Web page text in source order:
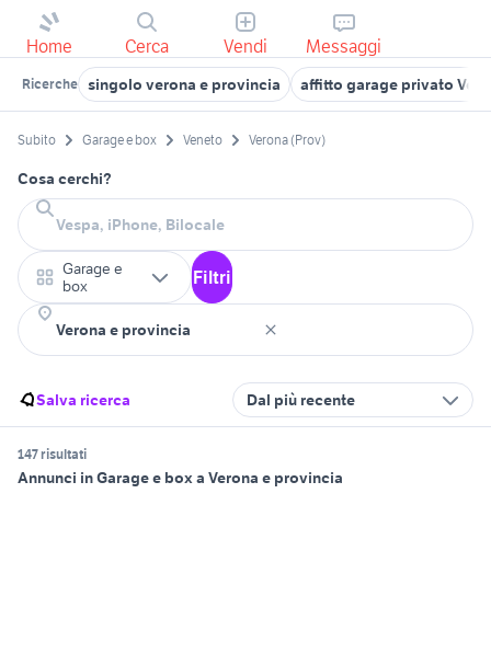
Home Cerca Vendi Messaggi
Ricerche singolo verona e provincia affitto garage privato
Subito Garage e box Veneto Verona (Prov)
Cosa cerchi?
Garage e
box
Filtri
Salva ricerca Dal più recente
147 risultati
Annunci in Garage e box a Verona e provincia